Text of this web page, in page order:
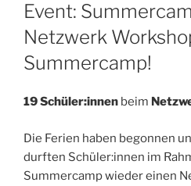
AM
Event:
Netzwerk
Summercamp!
19 Schüler:innen beim
Die Ferien haben begonnen
durften Schüler:innen im
Summercamp wieder einen